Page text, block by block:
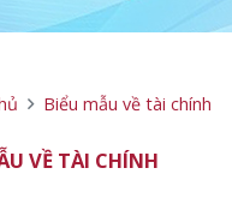
Biểu mẫu về tài chính
VỀ TÀI CHÍNH